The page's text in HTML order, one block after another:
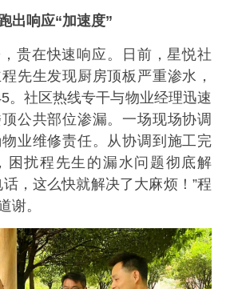
出响应“加速度”
贵在快速响应。日前，星悦社
先生发现厨房顶板严重渗水，
。社区热线专干与物业经理迅速
顶公共部位渗漏。一场现场协调
业维修责任。从协调到施工完
困扰程先生的漏水问题彻底解
，这么快就解决了大麻烦！”程
谢。